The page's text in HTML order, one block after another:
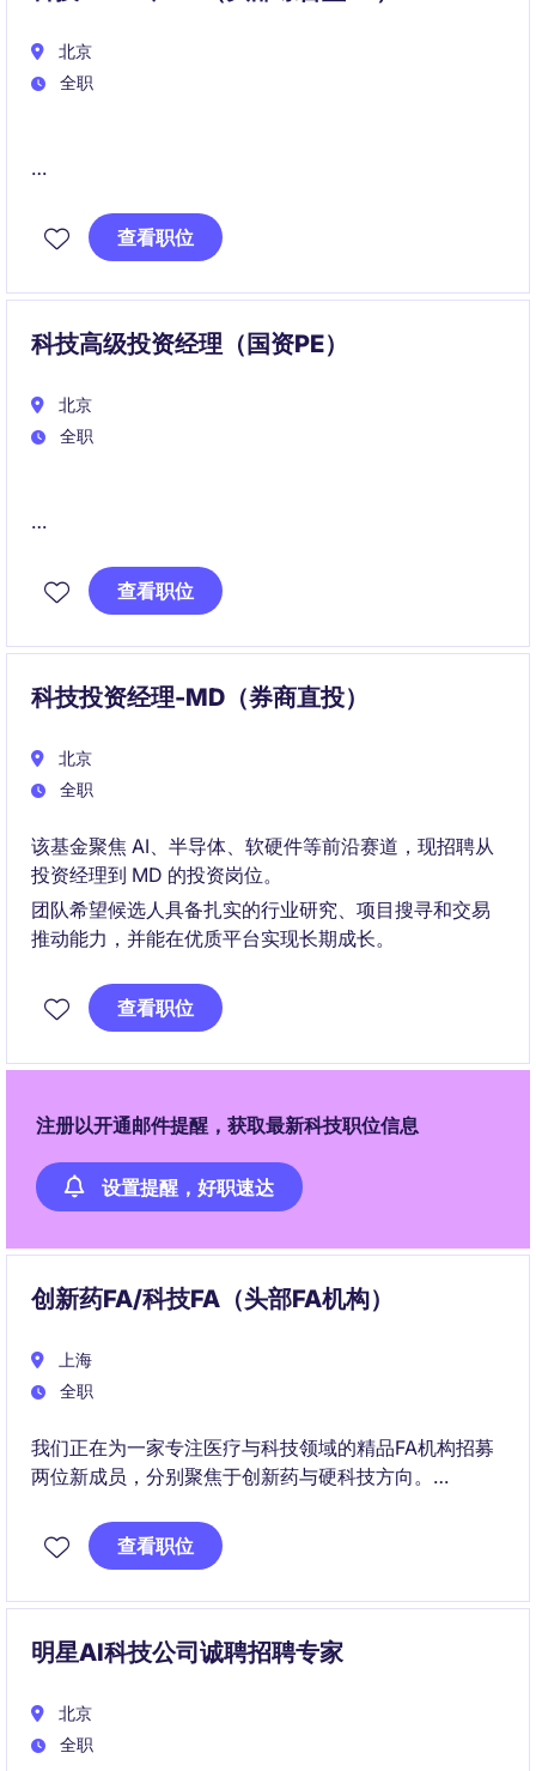
北京
全职
执行及客户开拓，深度参与项目策略制定、交易推进及
投资人沟通。
望引入具备大型项目经验的优秀人才，共同拓展科技领
查看职位
科技高级投资经理（国资PE）
北京
全职
执行及投后管理工作，覆盖项目全生命周期。
理。
查看职位
科技投资经理-MD（券商直投）
北京
全职
该基金聚焦 AI、半导体、软硬件等前沿赛道，现招聘从
投资经理到 MD 的投资岗位。
团队希望候选人具备扎实的行业研究、项目搜寻和交易
推动能力，并能在优质平台实现长期成长。
查看职位
注册以开通邮件提醒，获取最新科技职位信息
设置提醒，好职速达
创新药FA/科技FA（头部FA机构）
上海
全职
我们正在为一家专注医疗与科技领域的精品FA机构招募
两位新成员，分别聚焦于创新药与硬科技方向。
岗位适合具备专业背景、对行业有热情、希望在FA领域
长期发展的年轻人才。
查看职位
明星AI科技公司诚聘招聘专家
北京
全职